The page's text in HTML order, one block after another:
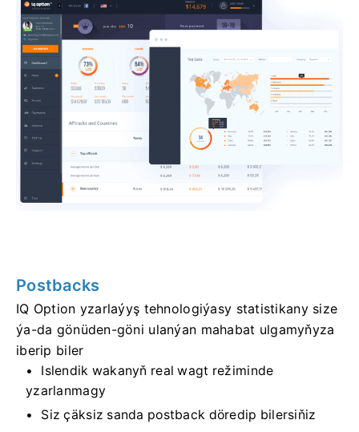
Postbacks
IQ Option yzarlaýyş tehnologiýasy statistikany size
ýa-da gönüden-göni ulanýan mahabat ulgamyňyza
iberip biler
Islendik wakanyň real wagt režiminde
yzarlanmagy
Siz çäksiz sanda postback döredip bilersiňiz